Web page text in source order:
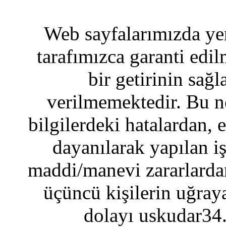
Web sayfalarımızda
tarafımızca garanti
bir getirinin
verilmemektedir. Bu
bilgilerdeki hatalardan,
dayanılarak yapılan
maddi/manevi
üçüncü kişilerin
dolayı